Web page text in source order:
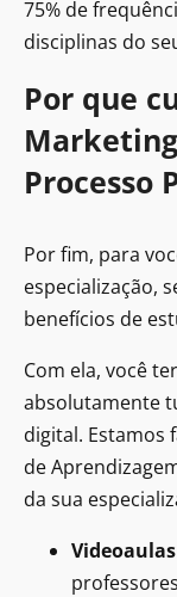
75% de
disciplinas do
Por que
Processo
Por fim, para
especialização,
benefícios de
Com ela, você
absolutamente
digital. Estamos
de
da sua